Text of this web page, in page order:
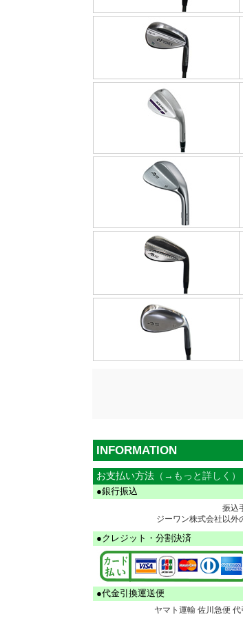
INFORMATION
お支払い方法（→もっと詳しく）
●銀行振込
振込
ジーワン株式会社以外
●クレジット・分割決済
●代金引換運送便
ヤマト運輸 佐川急便